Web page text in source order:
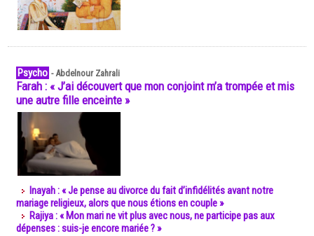
Psycho -Abdelnour Zahrali
Farah : « J’ai découvert que mon conjoint m’a trompée et mis
une autre fille enceinte »
Inayah : « Je pense au divorce du fait d’infidélités avant notre
mariage religieux, alors que nous étions en couple »
Rajiya : « Mon mari ne vit plus avec nous, ne participe pas aux
dépenses : suis-je encore mariée ? »